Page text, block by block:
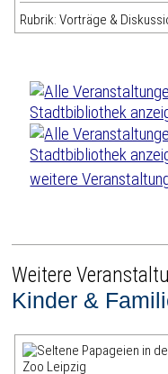
Rubrik: Vorträge &
weitere
Weitere
Kinder &